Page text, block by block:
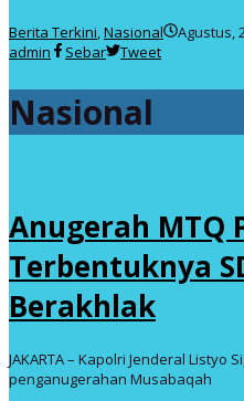
Berita Terkini,Nasional Agustus,
admin
Sebar Tweet
Nasional
Anugerah MTQ
Terbentuknya
Berakhlak
JAKARTA – Kapolri Jenderal Listyo
penganugerahan Musabaqah